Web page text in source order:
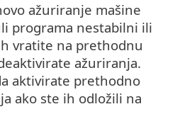
ažuriranje mašine
programa nestabilni ili
vratite na prethodnu
ažuriranja.
aktivirate prethodno
ako ste ih odložili na